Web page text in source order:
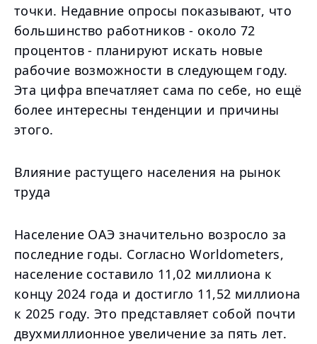
точки. Недавние опросы показывают, что
большинство работников - около 72
процентов - планируют искать новые
рабочие возможности в следующем году.
Эта цифра впечатляет сама по себе, но ещё
более интересны тенденции и причины
этого.
Влияние растущего населения на рынок
труда
Население ОАЭ значительно возросло за
последние годы. Согласно Worldometers,
население составило 11,02 миллиона к
концу 2024 года и достигло 11,52 миллиона
к 2025 году. Это представляет собой почти
двухмиллионное увеличение за пять лет.